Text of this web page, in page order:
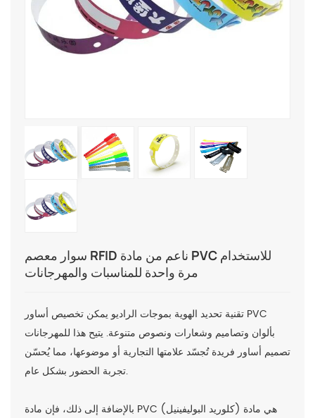
سوار معصم RFID ناعم من مادة PVC للاستخدام
مرة واحدة للمناسبات والمهرجانات
تقنية تحديد الهوية بموجات الراديو يمكن تخصيص أساور PVC
بألوان وتصاميم وشعارات ونصوص متنوعة. يتيح هذا للمهرجانات
تصميم أساور فريدة تُجسّد علامتها التجارية أو موضوعها، مما يُحسّن
تجربة الحضور بشكل عام.
بالإضافة إلى ذلك، فإن مادة PVC (كلوريد البوليفينيل) هي مادة